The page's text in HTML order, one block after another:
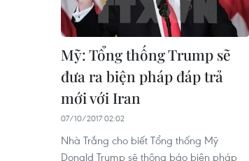
Mỹ: Tổng thống Trump sẽ
đưa ra biện pháp đáp trả
mới với Iran
07/10/2017 02:02
Nhà Trắng cho biết Tổng thống Mỹ
Donald Trump sẽ thông báo biện pháp